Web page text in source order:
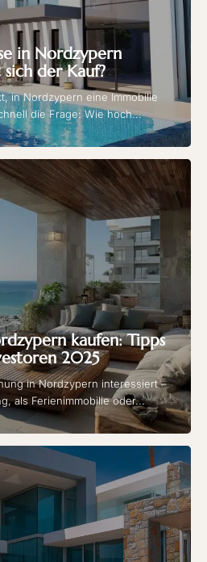
in Nordzypern
der Kauf?
in Nordzypern eine Immobilie
die Frage: Wie hoch...
kaufen: Tipps
2025
in Nordzypern interessiert –
als Ferienimmobilie oder...